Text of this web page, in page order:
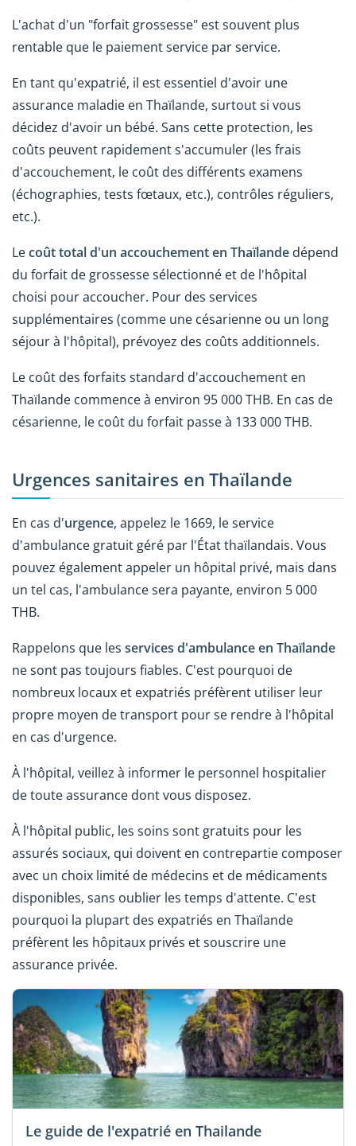
L'achat d'un "forfait grossesse" est souvent plus
rentable que le paiement service par service.
En tant qu'expatrié, il est essentiel d'avoir une
assurance maladie en Thaïlande, surtout si vous
décidez d'avoir un bébé. Sans cette protection, les
coûts peuvent rapidement s'accumuler (les frais
d'accouchement, le coût des différents examens
(échographies, tests fœtaux, etc.), contrôles réguliers,
etc.).
Lecoût total d'un accouchement en Thaïlande dépend
du forfait de grossesse sélectionné et de l'hôpital
choisi pour accoucher. Pour des services
supplémentaires (comme une césarienne ou un long
séjour à l'hôpital), prévoyez des coûts additionnels.
Le coût des forfaits standard d'accouchement en
Thaïlande commence à environ 95 000 THB. En cas de
césarienne, le coût du forfait passe à 133 000 THB.
Urgences sanitaires en Thaïlande
En cas d'urgence, appelez le 1669, le service
d'ambulance gratuit géré par l'État thaïlandais. Vous
pouvez également appeler un hôpital privé, mais dans
un tel cas, l'ambulance sera payante, environ 5 000
THB.
Rappelons que les services d'ambulance en Thaïlande
ne sont pas toujours fiables. C'est pourquoi de
nombreux locaux et expatriés préfèrent utiliser leur
propre moyen de transport pour se rendre à l'hôpital
en cas d'urgence.
À l'hôpital, veillez à informer le personnel hospitalier
de toute assurance dont vous disposez.
À l'hôpital public, les soins sont gratuits pour les
assurés sociaux, qui doivent en contrepartie composer
avec un choix limité de médecins et de médicaments
disponibles, sans oublier les temps d'attente. C'est
pourquoi la plupart des expatriés en Thaïlande
préfèrent les hôpitaux privés et souscrire une
assurance privée.
Le guide de l'expatrié en Thailande